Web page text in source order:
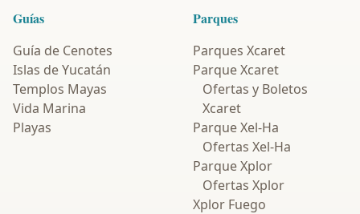
Guías
Guía de Cenotes
Islas de Yucatán
Templos Mayas
Vida Marina
Playas
Parques
Parques Xcaret
Parque Xcaret
Ofertas y Boletos
Xcaret
Parque Xel-Ha
Ofertas Xel-Ha
Parque Xplor
Ofertas Xplor
Xplor Fuego